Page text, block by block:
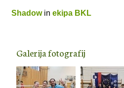
Shadowin ekipa BKL
Galerija fotografij